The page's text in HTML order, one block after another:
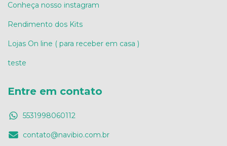
Conheça nosso instagram
Rendimento dos Kits
Lojas On line ( para receber em casa )
teste
Entre em contato
5531998060112
contato@navibio.com.br